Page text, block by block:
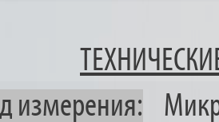
измерения: